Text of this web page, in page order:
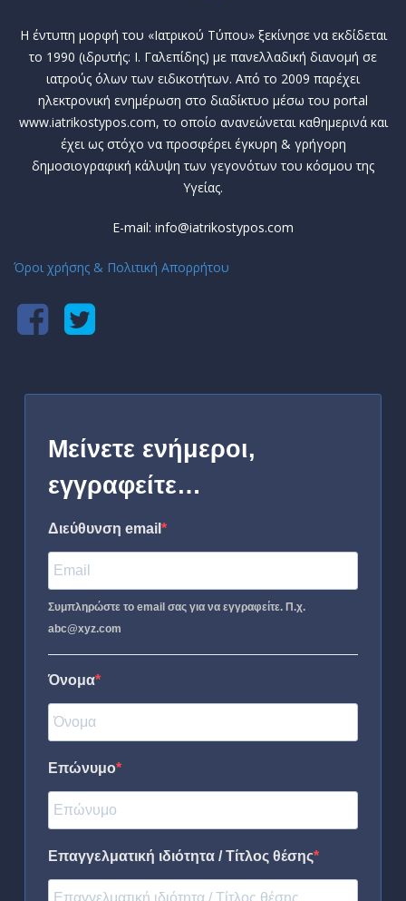
Η έντυπη μορφή του «Ιατρικού Τύπου» ξεκίνησε να εκδίδεται
το 1990 (ιδρυτής: Ι. Γαλεπίδης) με πανελλαδική διανομή σε
ιατρούς όλων των ειδικοτήτων. Από το 2009 παρέχει
ηλεκτρονική ενημέρωση στο διαδίκτυο μέσω του portal
www.iatrikostypos.com, το οποίο ανανεώνεται καθημερινά και
έχει ως στόχο να προσφέρει έγκυρη & γρήγορη
δημοσιογραφική κάλυψη των γεγονότων του κόσμου της
Υγείας.
E-mail: info@iatrikostypos.com
Όροι χρήσης & Πολιτική Απορρήτου
Μείνετε ενήμεροι,
εγγραφείτε…
Διεύθυνση email
Συμπληρώστε το email σας για να εγγραφείτε. Π.χ.
abc@xyz.com
Όνομα
Επώνυμο
Επαγγελματική ιδιότητα / Τίτλος θέσης